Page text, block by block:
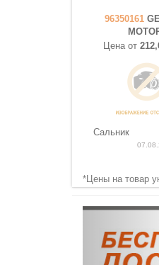
96350161
Цена от
Сальник
*Цены на товар